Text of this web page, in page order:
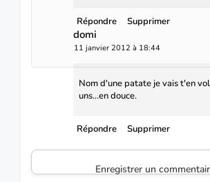
Répondre Supprimer
domi
11 janvier 2012 à 18:44
Nom d'une patate je vais t'en
uns...en douce.
Répondre Supprimer
Enregistrer un